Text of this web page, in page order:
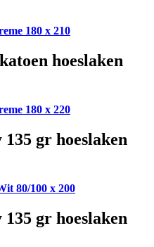
180 x 210
hoeslaken
180 x 220
135 gr hoeslaken
80/100 x 200
135 gr hoeslaken